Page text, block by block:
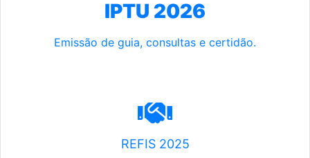
IPTU 2026
Emissão de guia, consultas e certidão.
REFIS 2025